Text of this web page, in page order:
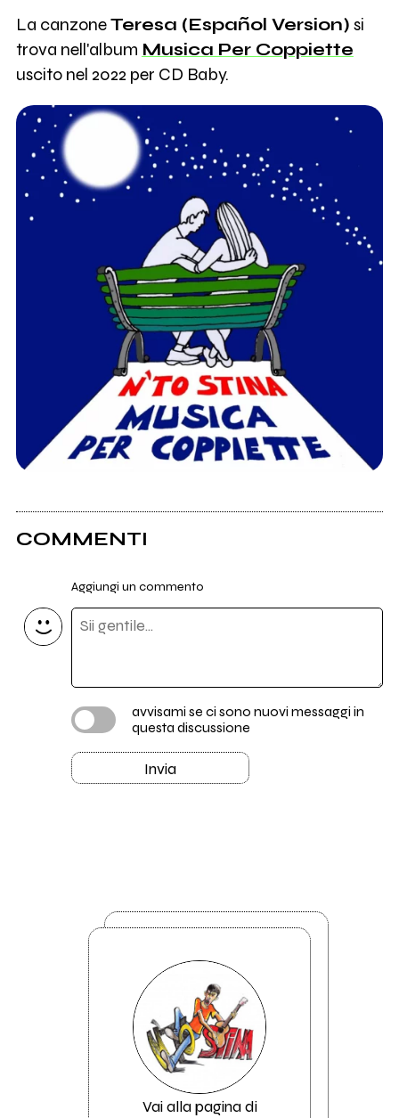
La canzoneTeresa (Español Version) si
trova nell'album Musica Per Coppiette
uscito nel 2022 per CD Baby.
COMMENTI
Aggiungi un commento
avvisami se ci sono nuovi messaggi in
questa discussione
Invia
Vai alla pagina di